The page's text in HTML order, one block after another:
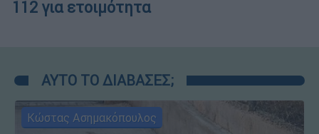
112 για ετοιμότητα
ΑΥΤΟ ΤΟ ΔΙΑΒΑΣΕΣ;
Κώστας Ασημακόπουλος